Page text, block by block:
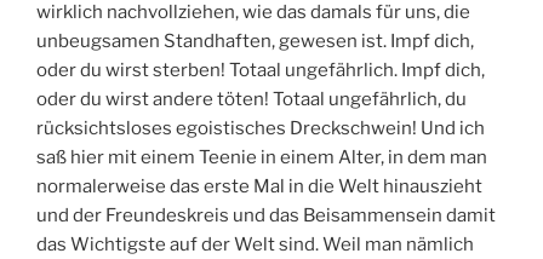
wirklich nachvollziehen, wie das damals für uns, die
unbeugsamen Standhaften, gewesen ist. Impf dich,
oder du wirst sterben! Totaal ungefährlich. Impf dich,
oder du wirst andere töten! Totaal ungefährlich, du
rücksichtsloses egoistisches Dreckschwein! Und ich
saß hier mit einem Teenie in einem Alter, in dem man
normalerweise das erste Mal in die Welt hinauszieht
und der Freundeskreis und das Beisammensein damit
das Wichtigste auf der Welt sind. Weil man nämlich